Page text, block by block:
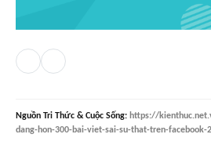
Nguồn Tri Thức & Cuộc Sống: https://
dang-hon-300-bai-viet-sai-su-that-tren-facebook-